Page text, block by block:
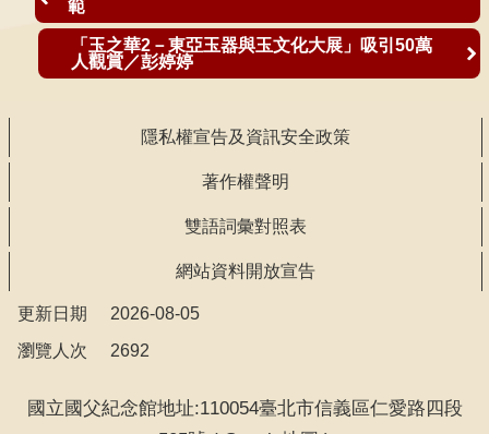
範
「玉之華2－東亞玉器與玉文化大展」吸引50萬
人觀賞／彭婷婷
隱私權宣告及資訊安全政策
著作權聲明
雙語詞彙對照表
網站資料開放宣告
更新日期
2026-08-05
瀏覽人次
2692
國立國父紀念館地址:110054臺北市信義區仁愛路四段